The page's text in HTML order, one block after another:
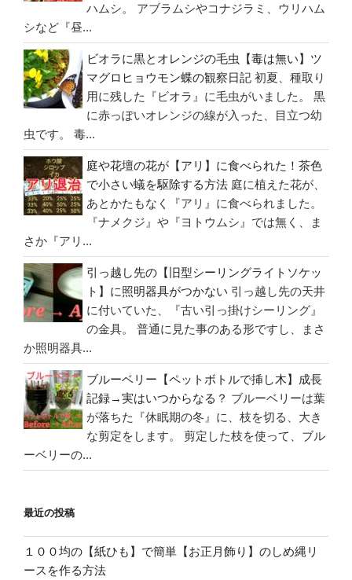
ハムシ。 アブラムシやコナジラミ、ウリハム
シなど『昼...
ビオラに黒とオレンジの毛虫【毒は無い】ツ
マグロヒョウモン蝶の観察日記 初夏、種取り
用に残した『ビオラ』に毛虫がいました。 黒
に赤っぽいオレンジの線が入った、目立つ幼
虫です。 毒...
庭や花壇の花が【アリ】に食べられた！茶色
で小さい蟻を駆除する方法 庭に植えた花が、
あとかたもなく『アリ』に食べられました。
『ナメクジ』や『ヨトウムシ』では無く、ま
さか『アリ...
引っ越し先の【旧型シーリングライトソケッ
ト】に照明器具がつかない 引っ越し先の天井
に付いていた、『古い引っ掛けシーリング』
の金具。 普通に見た事のある形ですし、まさ
か照明器具...
ブルーベリー【ペットボトルで挿し木】成長
記録→実はいつからなる？ ブルーベリーは葉
が落ちた『休眠期の冬』に、枝を切る、大き
な剪定をします。 剪定した枝を使って、ブル
ーベリーの...
最近の投稿
１００均の【紙ひも】で簡単【お正月飾り】のしめ縄リ
ースを作る方法